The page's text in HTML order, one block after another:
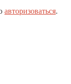
авторизоваться.